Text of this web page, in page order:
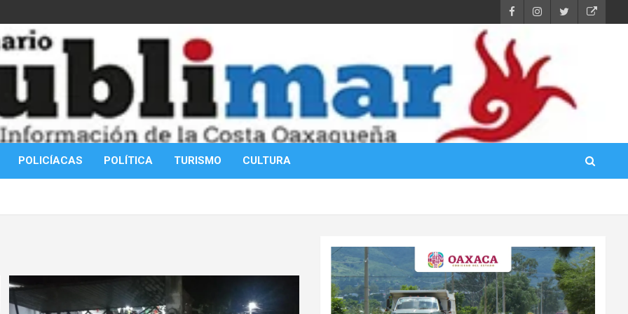
POLICÍACAS POLÍTICA TURISMO CULTURA